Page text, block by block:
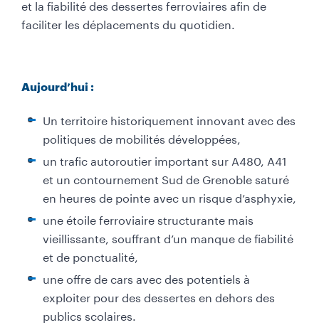
et la fiabilité des dessertes ferroviaires afin de
faciliter les déplacements du quotidien.
Aujourd’hui :
Un territoire historiquement innovant avec des
politiques de mobilités développées,
un trafic autoroutier important sur A480, A41
et un contournement Sud de Grenoble saturé
en heures de pointe avec un risque d’asphyxie,
une étoile ferroviaire structurante mais
vieillissante, souffrant d’un manque de fiabilité
et de ponctualité,
une offre de cars avec des potentiels à
exploiter pour des dessertes en dehors des
publics scolaires.